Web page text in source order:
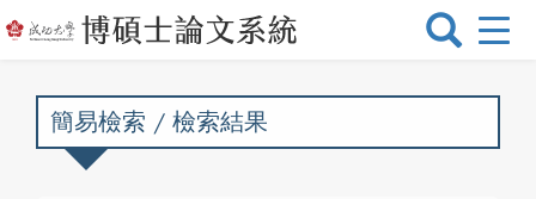
選
換
簡易檢索 / 檢索結果